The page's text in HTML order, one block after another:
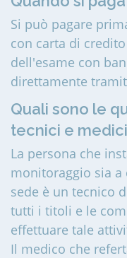
Si può pagare
con carta di
dell'esame con
direttamente
Quali sono le
tecnici e
La persona che
monitoraggio sia
sede è un tecnico
tutti i titoli e le
effettuare tale
Il medico che